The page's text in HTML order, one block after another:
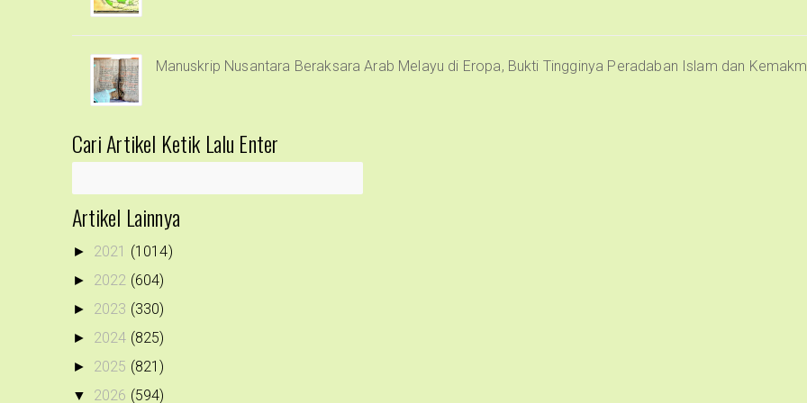
Manuskrip Nusantara Beraksara Arab Melayu di Eropa, Bukti Tingginya Peradaban Islam dan
Cari Artikel Ketik Lalu Enter
Artikel Lainnya
► 2021 (1014)
► 2022 (604)
► 2023 (330)
► 2024 (825)
► 2025 (821)
▼ 2026 (594)